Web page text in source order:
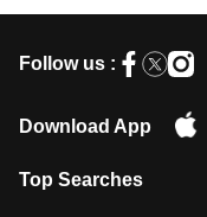
Follow us :
Download App
Top Searches